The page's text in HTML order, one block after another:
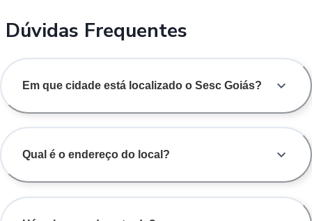
Dúvidas Frequentes
Em que cidade está localizado o Sesc Goiás?
Qual é o endereço do local?